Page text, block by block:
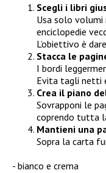
Scegli i libri
Usa solo volumi
enciclopedie
L’obiettivo è
Stacca le
I bordi
Evita tagli netti
Crea il piano
Sovrapponi le
coprendo tutta
Mantieni una
Sopra la carta
bianco e crema